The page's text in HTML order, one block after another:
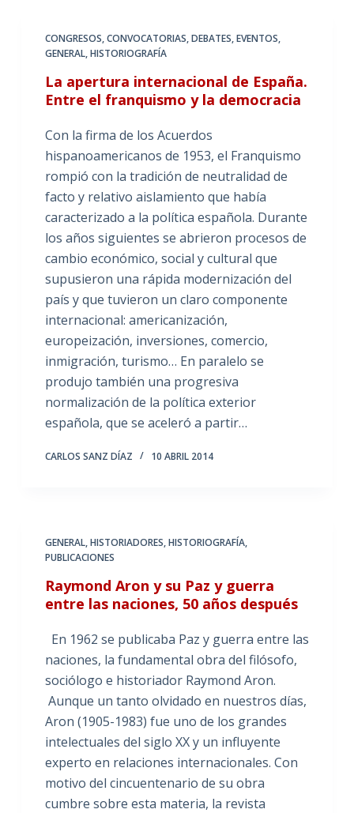
CONGRESOS,CONVOCATORIAS,DEBATES,EVENTOS,
GENERAL,HISTORIOGRAFÍA
La apertura internacional de España.
Entre el franquismo y la democracia
Con la firma de los Acuerdos
hispanoamericanos de 1953, el Franquismo
rompió con la tradición de neutralidad de
facto y relativo aislamiento que había
caracterizado a la política española. Durante
los años siguientes se abrieron procesos de
cambio económico, social y cultural que
supusieron una rápida modernización del
país y que tuvieron un claro componente
internacional: americanización,
europeización, inversiones, comercio,
inmigración, turismo… En paralelo se
produjo también una progresiva
normalización de la política exterior
española, que se aceleró a partir…
CARLOS SANZ DÍAZ 10 ABRIL 2014
GENERAL,HISTORIADORES,HISTORIOGRAFÍA,
PUBLICACIONES
Raymond Aron y su Paz y guerra
entre las naciones, 50 años después
En 1962 se publicaba Paz y guerra entre las
naciones, la fundamental obra del filósofo,
sociólogo e historiador Raymond Aron.
Aunque un tanto olvidado en nuestros días,
Aron (1905-1983) fue uno de los grandes
intelectuales del siglo XX y un influyente
experto en relaciones internacionales. Con
motivo del cincuentenario de su obra
cumbre sobre esta materia, la revista